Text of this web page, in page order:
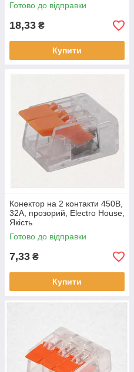
Готово до відправки
18,33 ₴
Купити
Конектор на 2 контакти 450В,
32A, прозорий, Electro House,
Якість
Готово до відправки
7,33 ₴
Купити